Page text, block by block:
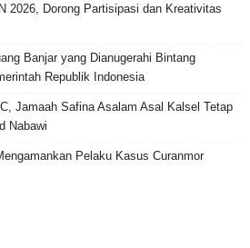
2026, Dorong Partisipasi dan Kreativitas
Banjar yang Dianugerahi Bintang
Republik Indonesia
Jamaah Safina Asalam Asal Kalsel Tetap
Nabawi
Pelaku Kasus Curanmor